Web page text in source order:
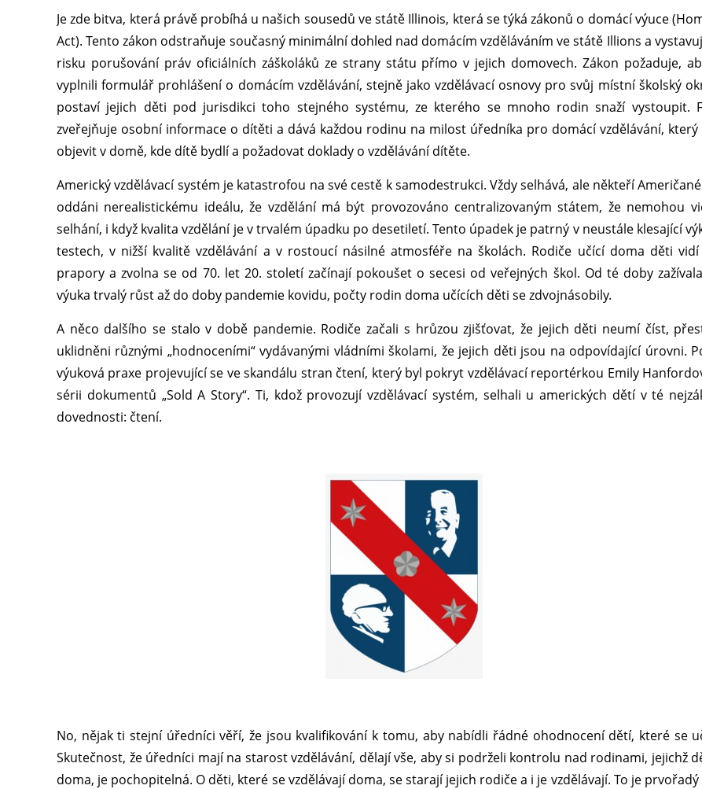
Je zde bitva, která právě probíhá u našich sousedů ve státě Illinois, která se týká zákonů o domácí výuce
Act). Tento zákon odstraňuje současný minimální dohled nad domácím vzděláváním ve státě Illions a
risku porušování práv oficiálních záškoláků ze strany státu přímo v jejich domovech. Zákon požaduje,
vyplnili formulář prohlášení o domácím vzdělávání, stejně jako vzdělávací osnovy pro svůj místní školský
postaví jejich děti pod jurisdikci toho stejného systému, ze kterého se mnoho rodin snaží vystoupit.
zveřejňuje osobní informace o dítěti a dává každou rodinu na milost úředníka pro domácí vzdělávání, který
objevit v domě, kde dítě bydlí a požadovat doklady o vzdělávání dítěte.
Americký vzdělávací systém je katastrofou na své cestě k samodestrukci. Vždy selhává, ale někteří
oddáni nerealistickému ideálu, že vzdělání má být provozováno centralizovaným státem, že nemohou
selhání, i když kvalita vzdělání je v trvalém úpadku po desetiletí. Tento úpadek je patrný v neustále klesající
testech, v nižší kvalitě vzdělávání a v rostoucí násilné atmosféře na školách. Rodiče učící doma děti vidí
prapory a zvolna se od 70. let 20. století začínají pokoušet o secesi od veřejných škol. Od té doby
výuka trvalý růst až do doby pandemie kovidu, počty rodin doma učících děti se zdvojnásobily.
A něco dalšího se stalo v době pandemie. Rodiče začali s hrůzou zjišťovat, že jejich děti neumí číst,
uklidněni různými „hodnoceními“ vydávanými vládními školami, že jejich děti jsou na odpovídající úrovni.
výuková praxe projevující se ve skandálu stran čtení, který byl pokryt vzdělávací reportérkou Emily
sérii dokumentů „Sold A Story“. Ti, kdož provozují vzdělávací systém, selhali u amerických dětí v té
dovednosti: čtení.
No, nějak ti stejní úředníci věří, že jsou kvalifikování k tomu, aby nabídli řádné ohodnocení dětí, které se
Skutečnost, že úředníci mají na starost vzdělávání, dělají vše, aby si podrželi kontrolu nad rodinami, jejichž
doma, je pochopitelná. O děti, které se vzdělávají doma, se starají jejich rodiče a i je vzdělávají. To je